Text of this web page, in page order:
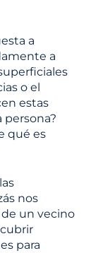
a
a
o el
estas
persona?
qué es
nos
un vecino
para